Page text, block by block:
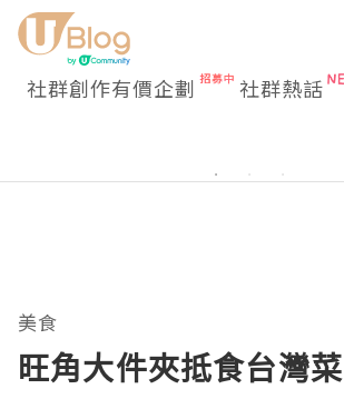
社群創作有價企劃 社群熱話
美食
旺角大件夾抵食台灣菜